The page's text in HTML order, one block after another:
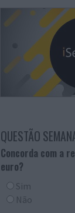
QUESTÃO
Concorda com a
euro?
Sim
Não